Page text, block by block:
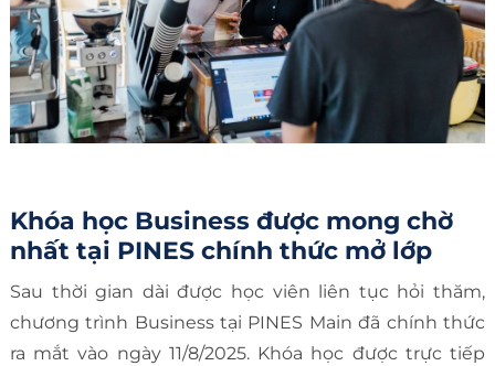
Khóa học Business được mong chờ
nhất tại PINES chính thức mở lớp
Sau thời gian dài được học viên liên tục hỏi thăm,
chương trình Business tại PINES Main đã chính thức
ra mắt vào ngày 11/8/2025. Khóa học được trực tiếp